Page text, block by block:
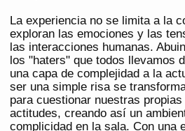
La experiencia no se limita a la
exploran las emociones y las
las interacciones humanas.
los "haters" que todos llevamos
una capa de complejidad a la
ser una simple risa se
para cuestionar nuestras
actitudes, creando así un
complicidad en la sala. Con una